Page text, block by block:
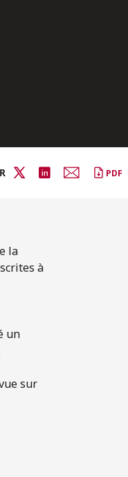
PDF
la
à
un
sur